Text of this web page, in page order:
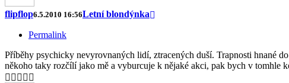
flipflop6.5.2010 16:56Letní blondýnka
Permalink
Příběhy psychicky nevyrovnaných lidí, ztracených duší. Trapnosti hnané
někoho taky rozčílí jako mě a vyburcuje k nějaké akci, pak bych v tomhle